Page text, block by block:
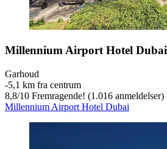
Millennium Airport Hotel Dubai
Garhoud
‐5,1 km fra centrum
8,8/10 Fremragende! (1.016 anmeldelser)
Millennium Airport Hotel Dubai